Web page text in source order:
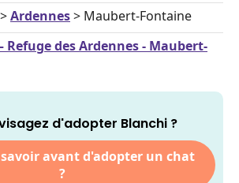
>Ardennes> Maubert-Fontaine
Refuge des Ardennes - Maubert-
d'adopter Blanchi ?
avant d'adopter un chat
?